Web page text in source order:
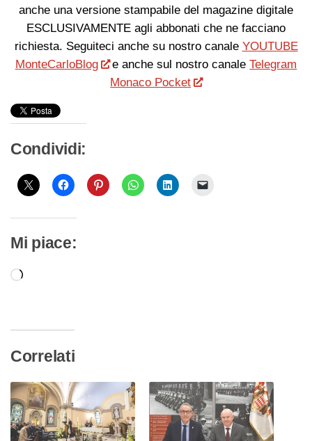
anche una versione stampabile del magazine digitale
ESCLUSIVAMENTE agli abbonati che ne facciano
richiesta. Seguiteci anche su nostro canale YOUTUBE
MonteCarloBlog
e anche sul nostro canaleTelegram
Monaco Pocket
Condividi:
Mi piace:
Caricamento
Correlati